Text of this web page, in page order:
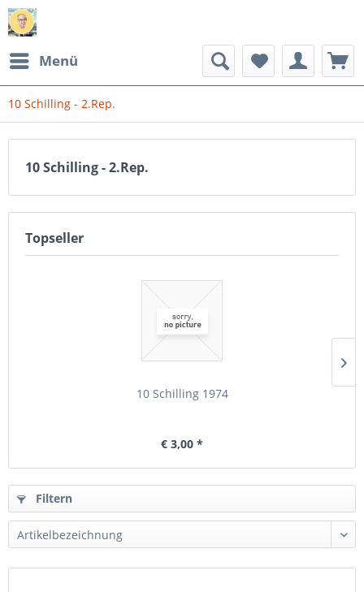
Menü
10 Schilling - 2.Rep.
10 Schilling - 2.Rep.
Topseller
10 Schilling 1974
€ 3,00 *
Filtern